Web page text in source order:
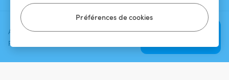
Préférences de cookies
Ajoutez une date et un créneau
pour voir le prix
Vérifier la